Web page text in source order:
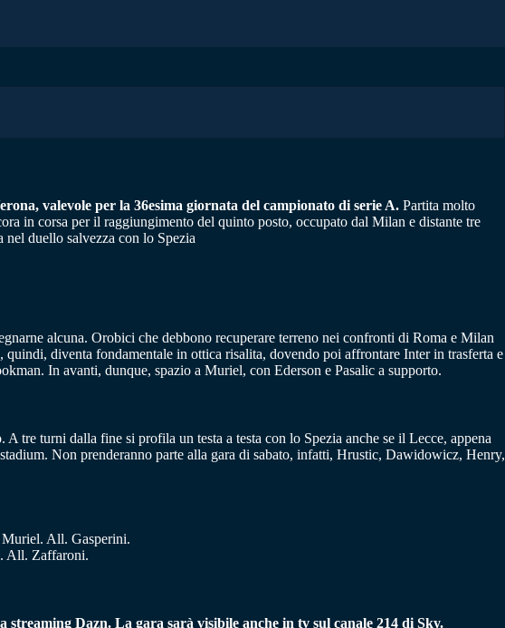
valevole per la 36esima giornata del campionato di serie A. Partita molto
in corsa per il raggiungimento del quinto posto, occupato dal Milan e distante tre
nel duello salvezza con lo Spezia
alcuna. Orobici che debbono recuperare terreno nei confronti di Roma e Milan
diventa fondamentale in ottica risalita, dovendo poi affrontare Inter in trasferta e
In avanti, dunque, spazio a Muriel, con Ederson e Pasalic a supporto.
tre turni dalla fine si profila un testa a testa con lo Spezia anche se il Lecce, appena
Non prenderanno parte alla gara di sabato, infatti, Hrustic, Dawidowicz, Henry,
All. Gasperini.
All. Zaffaroni.
streaming Dazn. La gara sarà visibile anche in tv sul canale 214 di Sky.